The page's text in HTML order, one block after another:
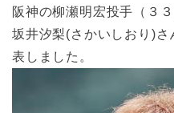
阪神の柳瀬明宏投手（３
坂井汐梨(さかいしおり)
表しました。